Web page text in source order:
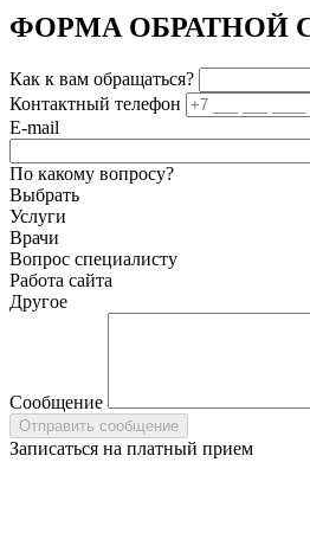
ФОРМА ОБРАТНОЙ
Как к вам обращаться?
Контактный телефон
E-mail
По какому вопросу?
Выбрать
Услуги
Врачи
Вопрос специалисту
Работа сайта
Другое
Сообщение
Записаться на платный прием